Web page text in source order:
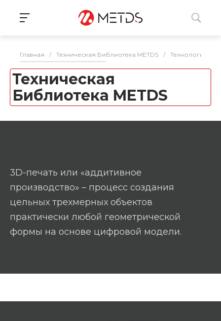
Главная / Техническая Библиотека METDS / Технологии 3D
Техническая
Библиотека METDS
3D-печать или «аддитивное
производство» – процесс создания
цельных трехмерных объектов
практически любой геометрической
формы на основе цифровой модели.